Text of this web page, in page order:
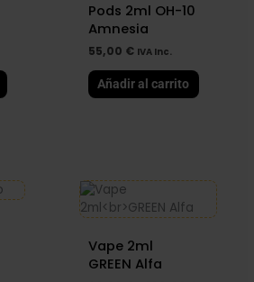
Pods 2ml OH-10
Amnesia
55,00 € IVA Inc.
Añadir al carrito
Vape 2ml
GREEN Alfa
de
precios:
desde
producto
tiene
múltiples